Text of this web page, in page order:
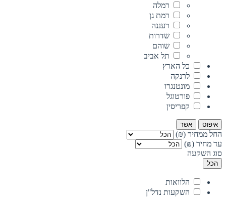
רמלה
רמת גן
רעננה
שדרות
שוהם
תל אביב
כל הארץ
לרנקה
מונטנגרו
פורטוגל
קפריסין
איפוס אשר
החל ממחיר (₪)
עד מחיר (₪)
סוג השקעה
הכל
הלוואות
השקעות נדל"ן